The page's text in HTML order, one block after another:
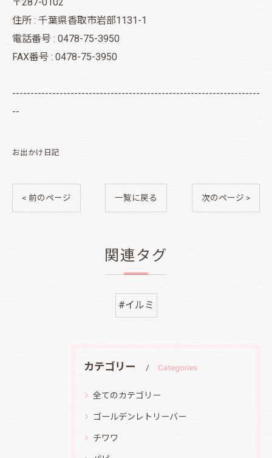
住所 : 千葉県香取市岩部1131-1
電話番号 : 0478-75-3950
FAX番号 : 0478-75-3950
--------------------------------------------------------------------
--
お出かけ日記
< 前のページ 一覧に戻る 次のページ >
関連タグ
#イルミ
カテゴリー Categories
全てのカテゴリー
ゴールデンレトリーバー
チワワ